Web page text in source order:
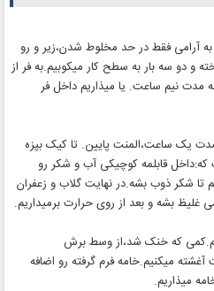
آرامی فقط در حد مخلوط شدن،زیر و رو
و دو سه بار به سطح کار میکوبیم.به فر از
گرم شده انتقال میدیم.دمای ۱۸۰ به مدت نیم ساعت. یا میذاریم داخل فر
توستر ۱۵۰ درجه به مدت یک ساعت،المنت پایین. تا کیک بپزه
قابلمه کوچیکی آب و شکر رو
تا شکر ذوب بشه.در نهایت گلاب و زعفران
که خنک شد،از وسط برش
میکنیم.خامه فرم گرفته رو اضافه
میذاریم.